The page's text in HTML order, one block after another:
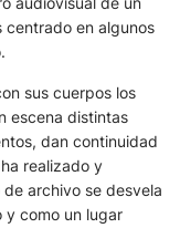
centrado en algunos
sus cuerpos los
escena distintas
dan continuidad
realizado y
archivo se desvela
y como un lugar